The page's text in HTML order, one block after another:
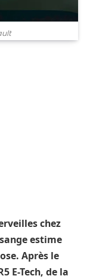
chez
estime
Après le
E-Tech, de la